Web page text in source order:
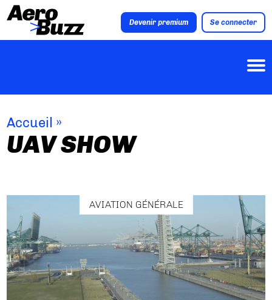
Devenir premium Se connecter
Accueil »
UAV SHOW
AVIATION GÉNÉRALE